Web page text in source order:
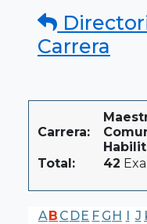
Carrera
Carrera:
Total:
42
AB C DE F G H I J